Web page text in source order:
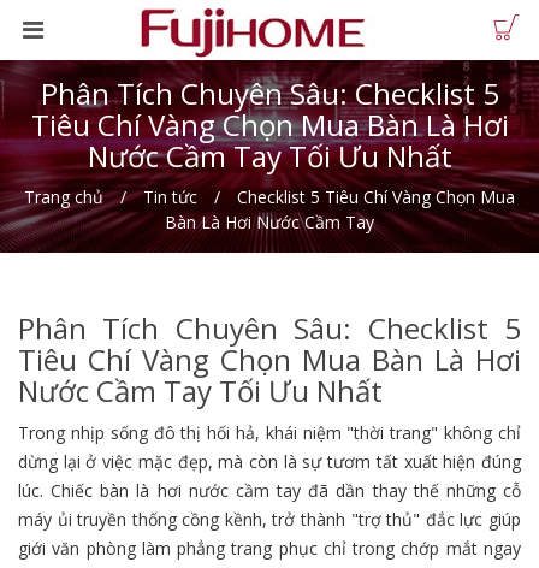
Phân Tích Chuyên Sâu: Checklist 5
Tiêu Chí Vàng Chọn Mua Bàn Là Hơi
Nước Cầm Tay Tối Ưu Nhất
Trang chủ Tin tức
Checklist 5 Tiêu Chí Vàng Chọn Mua
Bàn Là Hơi Nước Cầm Tay
Phân Tích Chuyên Sâu: Checklist 5
Tiêu Chí Vàng Chọn Mua Bàn Là Hơi
Nước Cầm Tay Tối Ưu Nhất
Trong nhịp sống đô thị hối hả, khái niệm "thời trang" không chỉ
dừng lại ở việc mặc đẹp, mà còn là sự tươm tất xuất hiện đúng
lúc. Chiếc bàn là hơi nước cầm tay đã dần thay thế những cỗ
máy ủi truyền thống cồng kềnh, trở thành "trợ thủ" đắc lực giúp
giới văn phòng làm phẳng trang phục chỉ trong chớp mắt ngay